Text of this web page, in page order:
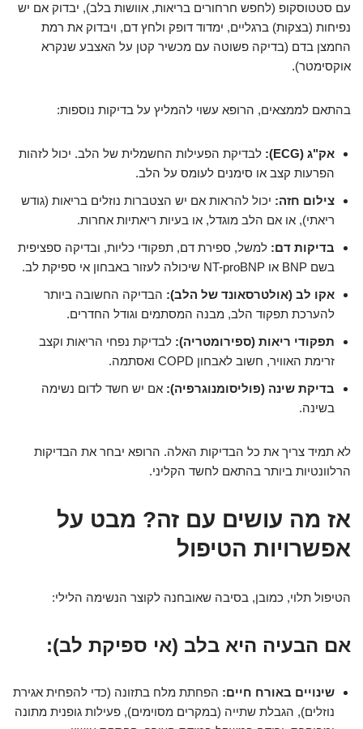
עם סטטוסקופ (לחפש חרחורים בריאות, אוושות בלב), יבדוק אם יש
נפיחות (בצקות) ברגליים, ימדוד דופק ולחץ דם, ויבדוק את רמת
החמצן בדם (בדיקה פשוטה עם מכשיר קטן על האצבע שנקרא
אוקסימטר).
בהתאם לממצאים, הרופא עשוי להמליץ על בדיקות נוספות:
אק"ג (ECG):
לבדיקת הפעילות החשמלית של הלב. יכול לזהות
הפרעות קצב או סימנים לעומס על הלב.
צילום חזה: יכול להראות אם יש הצטברות נוזלים בריאות (גודש
ריאתי), או אם הלב מוגדל, או בעיות ריאתיות אחרות.
בדיקות דם: למשל, ספירת דם, תפקודי כליות, ובדיקה ספציפית
בשם BNP או NT-proBNP שיכולה לעזור באבחון אי ספיקת לב.
אקו לב (אולטרסאונד של הלב): הבדיקה החשובה ביותר
להערכת תפקוד הלב, מבנה המסתמים וגודל החדרים.
תפקודי ריאות (ספירומטריה): לבדיקת נפחי הריאות וקצב
זרימת האוויר, חשוב לאבחון COPD ואסתמה.
בדיקת שינה (פוליסומנוגרפיה): אם יש חשד לדום נשימה
בשינה.
לא תמיד צריך את כל הבדיקות האלה. הרופא יבחר את הבדיקות
הרלוונטיות ביותר בהתאם לחשד הקליני.
אז מה עושים עם זה? מבט על
אפשרויות הטיפול
הטיפול תלוי, כמובן, בסיבה שאובחנה לקוצר הנשימה הלילי:
אם הבעיה היא בלב (אי ספיקת לב):
שינויים באורח חיים: הפחתת מלח בתזונה (כדי להפחית אגירת
נוזלים), הגבלת שתייה (במקרים מסוימים), פעילות גופנית מתונה